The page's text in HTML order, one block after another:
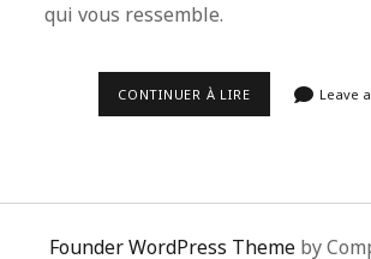
qui vous ressemble.
CONTINUER À LIRELOLA
MARCHÉ.
Leave
Founder WordPress Theme by